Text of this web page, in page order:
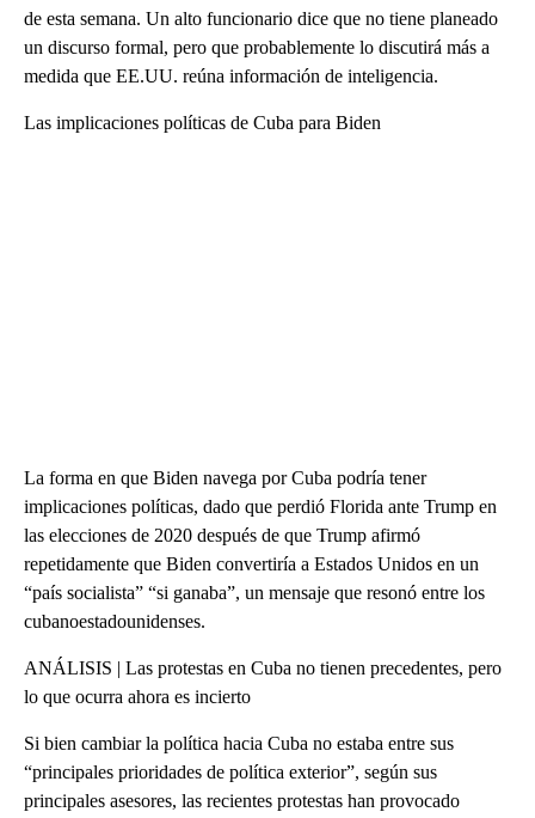
de esta semana. Un alto funcionario dice que no tiene planeado
un discurso formal, pero que probablemente lo discutirá más a
medida que EE.UU. reúna información de inteligencia.
Las implicaciones políticas de Cuba para Biden
La forma en que Biden navega por Cuba podría tener
implicaciones políticas, dado que perdió Florida ante Trump en
las elecciones de 2020 después de que Trump afirmó
repetidamente que Biden convertiría a Estados Unidos en un
“país socialista” “si ganaba”, un mensaje que resonó entre los
cubanoestadounidenses.
ANÁLISIS | Las protestas en Cuba no tienen precedentes, pero
lo que ocurra ahora es incierto
Si bien cambiar la política hacia Cuba no estaba entre sus
“principales prioridades de política exterior”, según sus
principales asesores, las recientes protestas han provocado